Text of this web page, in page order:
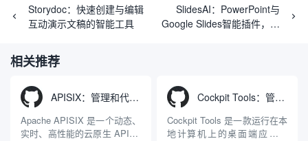
Storydoc：快速创建与编辑
互动演示文稿的智能工具
SlidesAI：PowerPoint与
Google Slides智能插件，快
相关推荐
APISIX：管理和代理API及大模型流量的高性能网关
Apache APISIX 是一个动态、
实时、高性能的云原生 API 网
Cockpit Tools：管理多个AI编程IDE账号与配置多开独立实例的本地桌面应用
Cockpit Tools 是一款运行在本
地计算机上的桌面端应用程